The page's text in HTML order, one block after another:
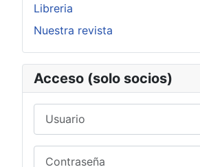
Libreria
Nuestra revista
Acceso (solo socios)